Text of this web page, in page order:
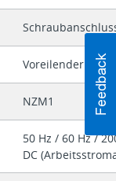
Voreilender
NZM1
50 Hz / 60 Hz /
DC